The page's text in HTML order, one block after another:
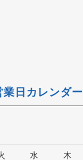
業日カレンダー
水 木